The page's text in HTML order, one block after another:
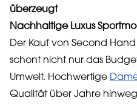
überzeugt
Nachhaltige Luxus
Der Kauf von Second
schont nicht nur das
Umwelt. Hochwertige
Qualität über Jahre